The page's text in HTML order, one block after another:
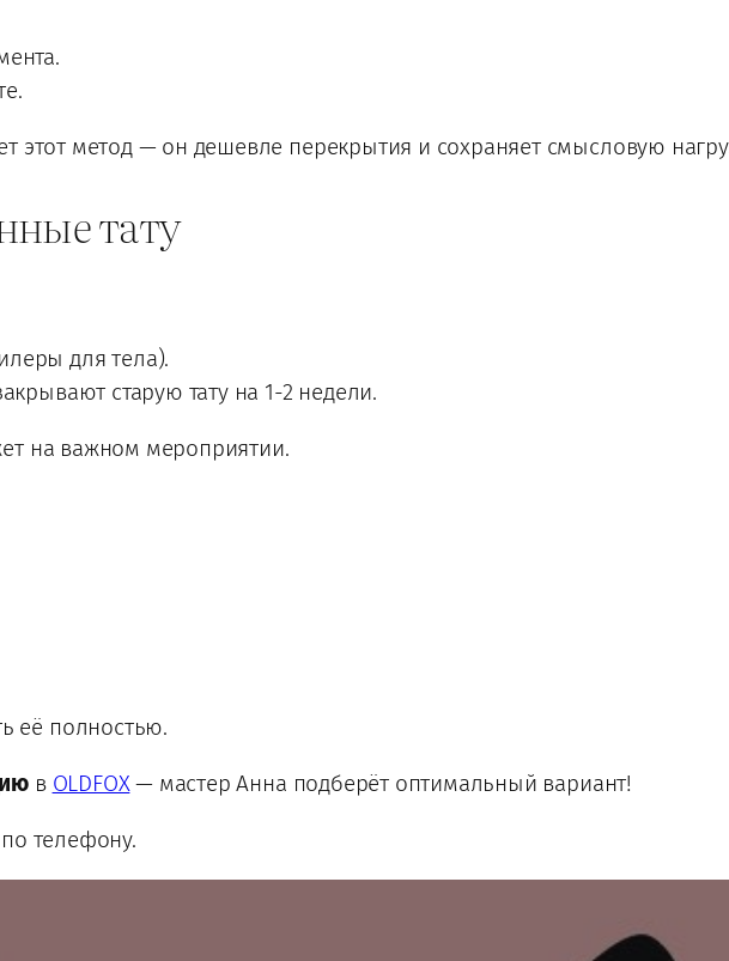
этот метод — он дешевле перекрытия и сохраняет смысловую
тату
для тела).
старую тату на 1-2 недели.
на важном мероприятии.
её полностью.
в OLDFOX— мастер Анна подберёт оптимальный вариант!
телефону.